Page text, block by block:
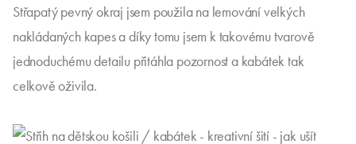
Střapatý pevný okraj jsem použila na lemování velkých
nakládaných kapes a díky tomu jsem k takovému tvarově
jednoduchému detailu přitáhla pozornost a kabátek tak
celkově oživila.